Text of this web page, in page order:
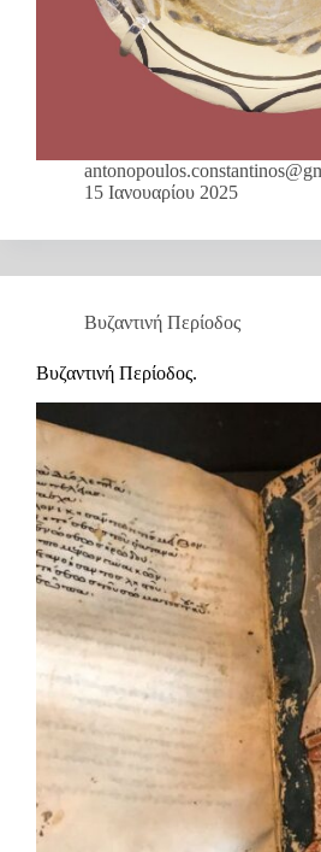
15 Ιανουαρίου 2025
Βυζαντινή Περίοδος
Βυζαντινή Περίοδος.